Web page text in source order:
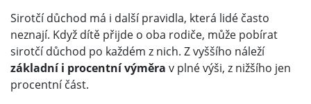
Sirotčí důchod má i další pravidla, která lidé často
neznají. Když dítě přijde o oba rodiče, může pobírat
sirotčí důchod po každém z nich. Z vyššího náleží
základní i procentní výměra v plné výši, z nižšího jen
procentní část.